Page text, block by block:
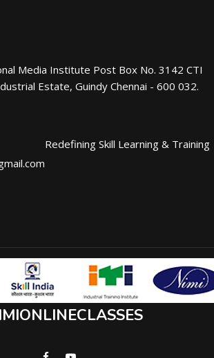
Media Institute Post Box No. 3142 CTI
Estate, Guindy Chennai - 600 032.
Redefining Skill Learning & Training